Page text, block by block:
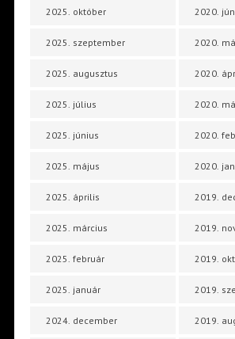
2025. október
2025. szeptember
2025. augusztus
2025. július
2025. június
2025. május
2025. április
2025. március
2025. február
2025. január
2024. december
2020.
2020.
2020.
2020.
2020.
2020.
2019.
2019.
2019.
2019.
2019.